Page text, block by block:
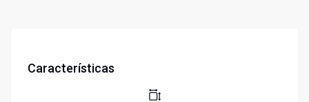
Características